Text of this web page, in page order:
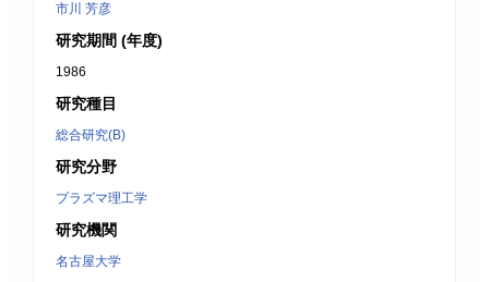
市川 芳彦
研究期間 (年度)
1986
研究種目
総合研究(B)
研究分野
プラズマ理工学
研究機関
名古屋大学